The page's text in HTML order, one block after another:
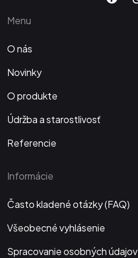
Menu
O nás
Novinky
O produkte
Údržba a starostlivosť
Referencie
Informácie
Často kladené otázky (FAQ)
Všeobecné vyhlásenie
Spracovanie osobných údajov